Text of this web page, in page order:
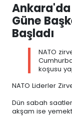
Güne
Başladı
NATO
koşusu
NATO Liderler
Dün sabah
akşam ise